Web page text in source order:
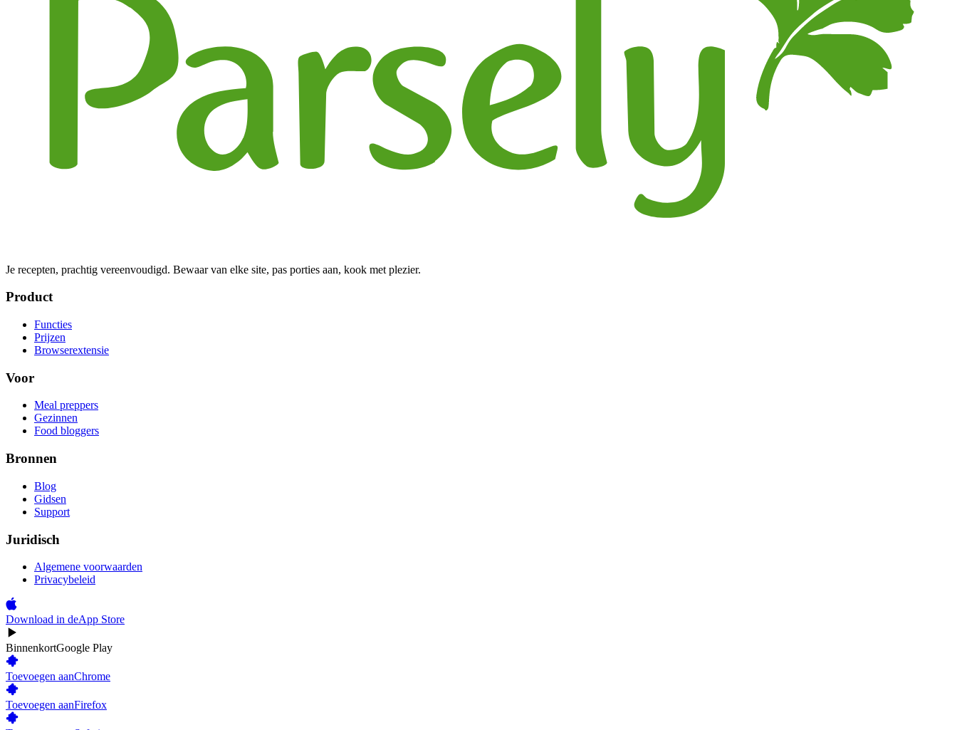
Je recepten, prachtig vereenvoudigd. Bewaar van elke site, pas porties aan, kook met plezier.
Product
Functies
Prijzen
Browserextensie
Voor
Meal preppers
Gezinnen
Food bloggers
Bronnen
Blog
Gidsen
Support
Juridisch
Algemene voorwaarden
Privacybeleid
Download in deApp Store
BinnenkortGoogle Play
Toevoegen aanChrome
Toevoegen aanFirefox